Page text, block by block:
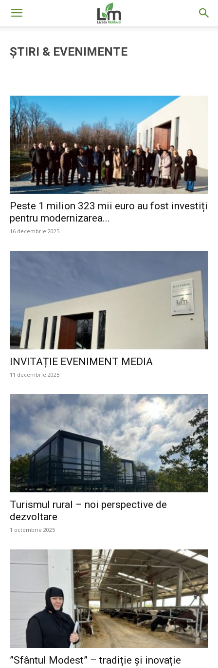
Livada
Moldovei
ȘTIRI & EVENIMENTE
Peste 1 milion 323 mii euro au fost investiți
pentru modernizarea...
16 decembrie 2025
INVITAȚIE EVENIMENT MEDIA
11 decembrie 2025
Turismul rural – noi perspective de
dezvoltare
1 octombrie 2025
”Sfântul Modest” – tradiție și inovație